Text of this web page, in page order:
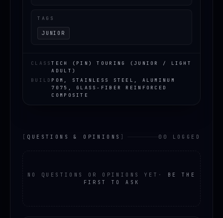
TAGS
JUNIOR
CLASSTECH (PIN) TOURING (JUNIOR / LIGHT
ADULT)
BUILD POM, STAINLESS STEEL, ALUMINUM
7075, GLASS-FIBER REINFORCED
COMPOSITE
[ QUESTIONS & OPINIONS ] 00 LOGGED
NO QUESTIONS OR OPINIONS YET ·
BE THE
FIRST TO ASK